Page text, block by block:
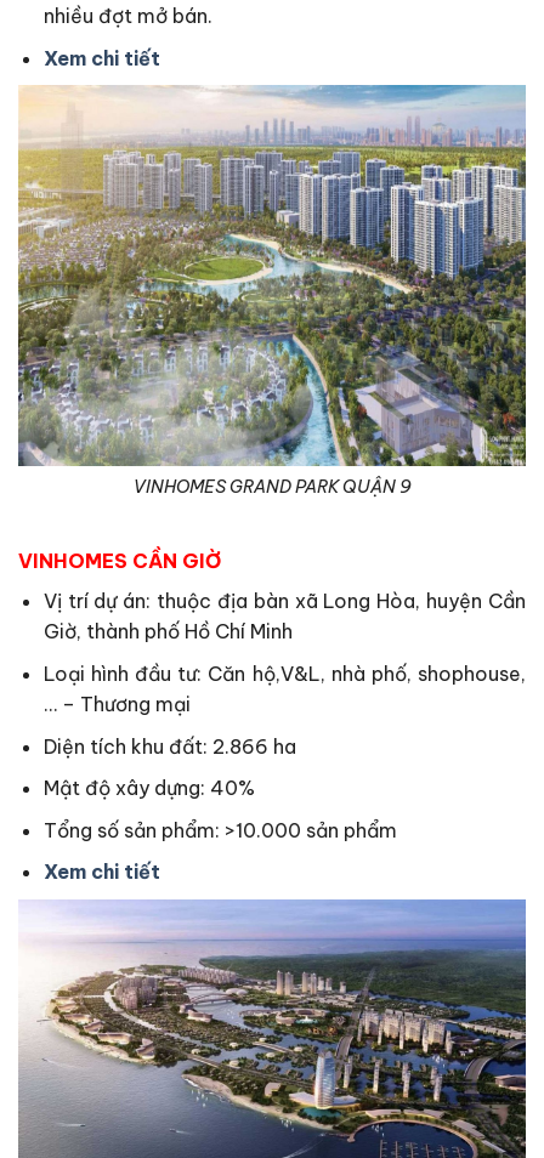
nhiều đợt mở bán.
Xem chi tiết
VINHOMES GRAND PARK QUẬN 9
VINHOMES CẦN GIỜ
Vị trí dự án: thuộc địa bàn xã Long Hòa, huyện Cần
Giờ, thành phố Hồ Chí Minh
Loại hình đầu tư: Căn hộ,V&L, nhà phố, shophouse,
… – Thương mại
Diện tích khu đất: 2.866 ha
Mật độ xây dựng: 40%
Tổng số sản phẩm: >10.000 sản phẩm
Xem chi tiết